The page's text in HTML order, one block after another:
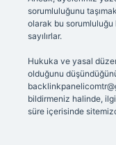
sorumluluğunu
olarak bu sorumluluğu
sayılırlar.
Hukuka ve yasal
olduğunu
bildirmeniz halinde,
süre içerisinde